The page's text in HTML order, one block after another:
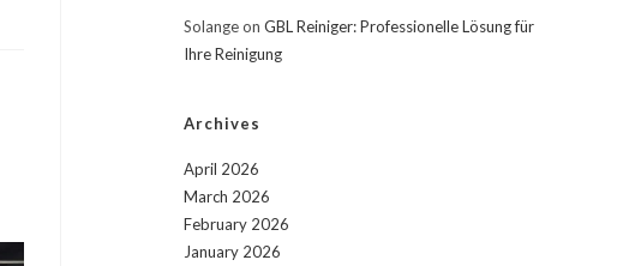
Solangeon GBL Reiniger: Professionelle Lösung für
Ihre Reinigung
Archives
April 2026
March 2026
February 2026
January 2026